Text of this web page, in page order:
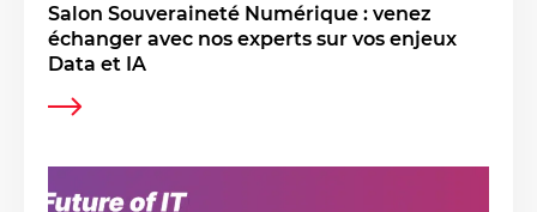
Salon Souveraineté Numérique : venez
échanger avec nos experts sur vos enjeux
Data et IA